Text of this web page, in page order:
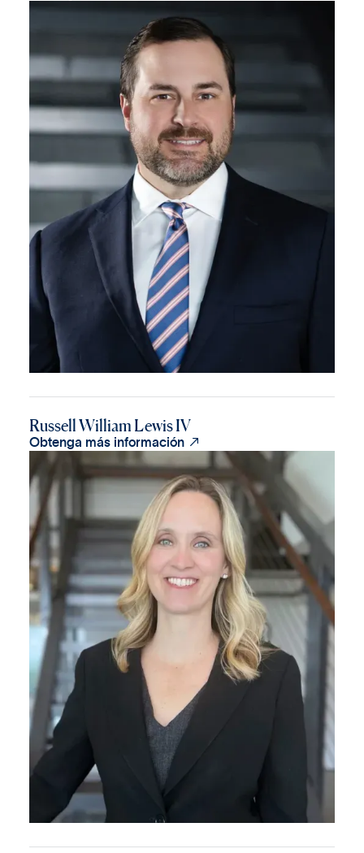
Russell William Lewis IV
Obtenga más información 